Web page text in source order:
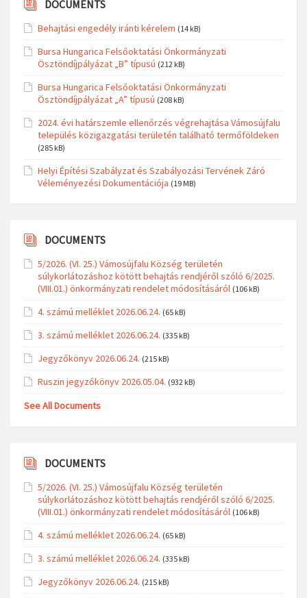
DOCUMENTS
Behajtási engedély iránti kérelem (14 kB)
Bursa Hungarica Felsőoktatási Önkormányzati
Ösztöndíjpályázat „B” típusú (212 kB)
Bursa Hungarica Felsőoktatási Önkormányzati
Ösztöndíjpályázat „A” típusú (208 kB)
2024. évi határszemle ellenőrzés végrehajtása Vámosújfalu
település közigazgatási területén található termőföldeken
(285 kB)
Helyi Építési Szabályzat és Szabályozási Tervének Záró
Véleményezési Dokumentációja (19 MB)
DOCUMENTS
5/2026. (VI. 25.) Vámosújfalu Község területén
súlykorlátozáshoz kötött behajtás rendjéről szóló 6/2025.
(VIII.01.) önkormányzati rendelet módosításáról (106 kB)
4. számú melléklet 2026.06.24. (65 kB)
3. számú melléklet 2026.06.24. (335 kB)
Jegyzőkönyv 2026.06.24. (215 kB)
Ruszin jegyzőkönyv 2026.05.04. (932 kB)
See All Documents
DOCUMENTS
5/2026. (VI. 25.) Vámosújfalu Község területén
súlykorlátozáshoz kötött behajtás rendjéről szóló 6/2025.
(VIII.01.) önkormányzati rendelet módosításáról (106 kB)
4. számú melléklet 2026.06.24. (65 kB)
3. számú melléklet 2026.06.24. (335 kB)
Jegyzőkönyv 2026.06.24. (215 kB)